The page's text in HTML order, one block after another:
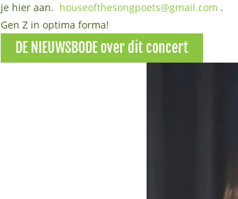
je hier aan. houseofthesongpoets@gmail.com .
Gen Z in optima forma!
DE NIEUWSBODE over dit concert